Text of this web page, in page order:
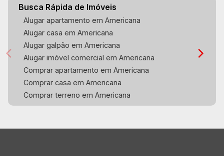
Busca Rápida de Imóveis
Alugar apartamento em Americana
Alugar casa em Americana
Alugar galpão em Americana
Alugar imóvel comercial em Americana
Comprar apartamento em Americana
Comprar casa em Americana
Comprar terreno em Americana